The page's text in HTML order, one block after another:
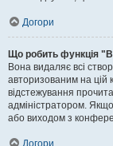
Догори
Що робить функція
Вона видаляє всі
авторизованим на цій
відстежування
адміністратором.
або виходом з
Догори